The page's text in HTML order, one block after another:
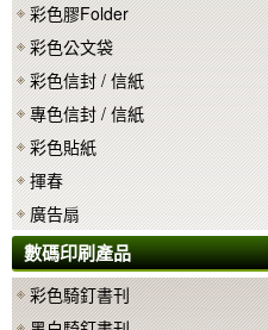
彩色膠Folder
彩色公文袋
彩色信封 / 信紙
專色信封 / 信紙
彩色貼紙
揮春
廣告扇
數碼印刷產品
彩色騎釘書刊